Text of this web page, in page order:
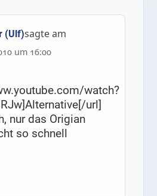
(Ulf)sagte am
um 16:00
watch?
url]
nur das Origian
so schnell